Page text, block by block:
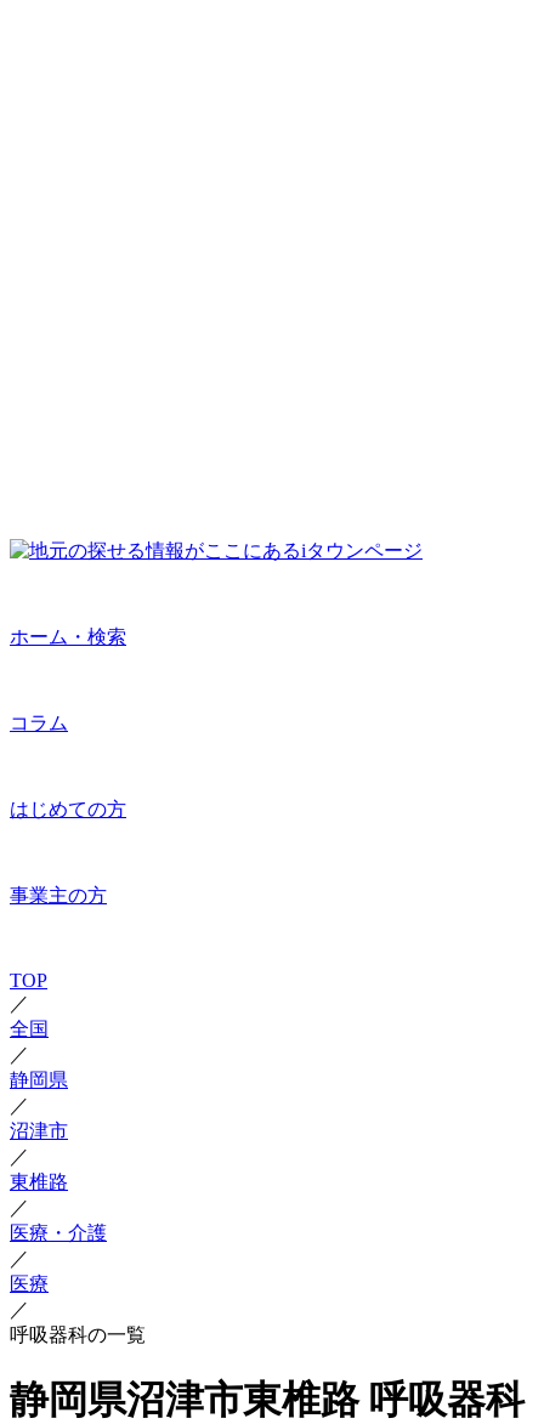
ホーム・検索
コラム
はじめての方
事業主の方
TOP
／
全国
／
静岡県
／
沼津市
／
東椎路
／
医療・介護
／
医療
／
呼吸器科の一覧
静岡県沼津市東椎路 呼吸器科